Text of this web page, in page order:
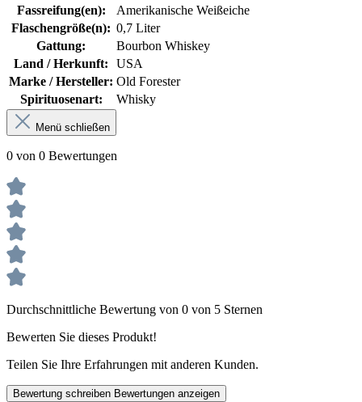
Fassreifung(en):
Amerikanische Weißeiche
Flaschengröße(n): 0,7 Liter
Gattung:
Bourbon Whiskey
Land / Herkunft:
USA
Marke / Hersteller: Old Forester
Spirituosenart:
Whisky
Menü schließen
0 von 0 Bewertungen
Durchschnittliche Bewertung von 0 von 5 Sternen
Bewerten Sie dieses Produkt!
Teilen Sie Ihre Erfahrungen mit anderen Kunden.
Bewertung schreiben Bewertungen anzeigen